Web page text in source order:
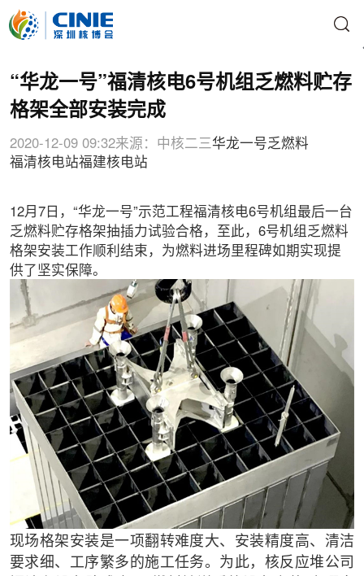
“华龙一号”福清核电6号机组乏燃料贮存
格架全部安装完成
2020-12-09 09:32来源：中核二三华龙一号乏燃料
福清核电站福建核电站
12月7日，“华龙一号”示范工程福清核电6号机组最后一台
乏燃料贮存格架抽插力试验合格，至此，6号机组乏燃料
格架安装工作顺利结束，为燃料进场里程碑如期实现提
供了坚实保障。
现场格架安装是一项翻转难度大、安装精度高、清洁
要求细、工序繁多的施工任务。为此，核反应堆公司